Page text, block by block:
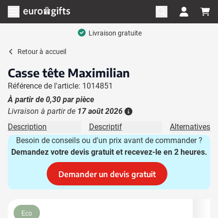
Aller au contenu
Ouvrir le menu
Livraison gratuite
Retour à accueil
Casse tête Maximilian
Référence de l'article: 1014851
À partir de 0,30 par pièce
Livraison à partir de 17 août 2026
Description Descriptif
Alternatives
Besoin de conseils ou d'un prix avant de commander ?
Demandez votre devis gratuit et recevez-le en 2 heures.
Demander un devis gratuit
Eco
Image principale
Cliquez pour voir l'image en plein écran